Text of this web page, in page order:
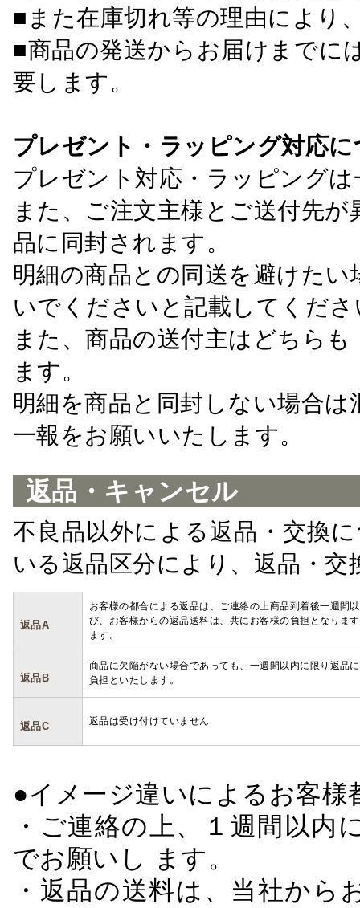
■また在庫切れ等の理由により
■商品の発送からお届けまでに
要します。
プレゼント・ラッピング対応
プレゼント対応・ラッピング
また、ご注文主様とご送付先
品に同封されます。
明細の商品との同送を避けた
いでくださいと記載してくださ
また、商品の送付主はどちら
ます。
明細を商品と同封しない場合
一報をお願いいたします。
返品・キャンセル
不良品以外による返品・交換
いる返品区分により、返品・
返品A
お客様の都合による返品は、ご連絡の上商品到着後一週間
び、お客様からの返品送料は、共にお客様の負担となりま
ます。
返品B
商品に欠陥がない場合であっても、一週間以内に限り返品
負担といたします。
返品C 返品は受け付けていません
●イメージ違いによるお客
・ご連絡の上、１週間以
でお願いし ます。
・返品の送料は、当社か